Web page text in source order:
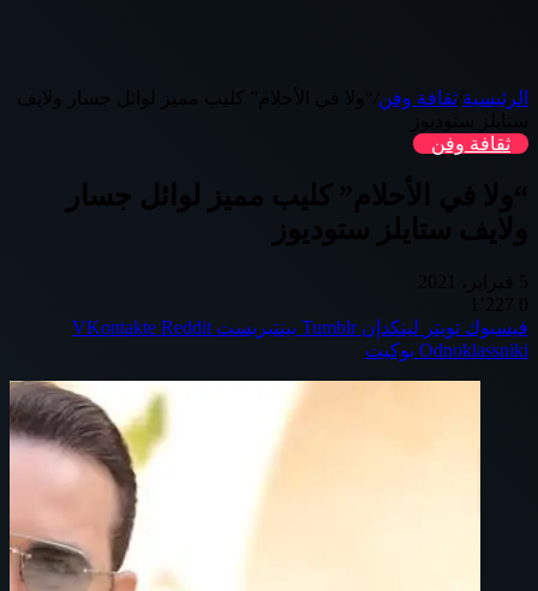
الرئيسية ثقافة وفن
“ولا في الأحلام” كليب مميز لوائل جسار ولايف
ثقافة وفن
“ولا في الأحلام” كليب مميز لوائل جسار
ولايف ستايلز ستوديوز
فيسبوك تويتر لينكدإن بينتيريست
Odnoklassniki بوكيت